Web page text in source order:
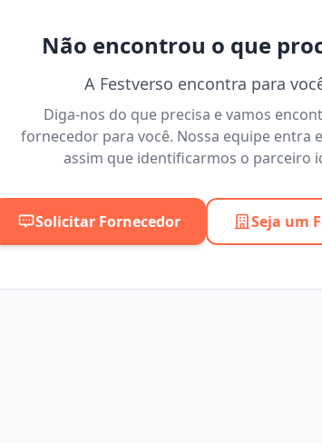
Não encontrou o que
A Festverso encontra para
Diga-nos do que precisa e vamos
fornecedor para você. Nossa equipe entra
assim que identificarmos o parceiro
Solicitar Fornecedor Seja um